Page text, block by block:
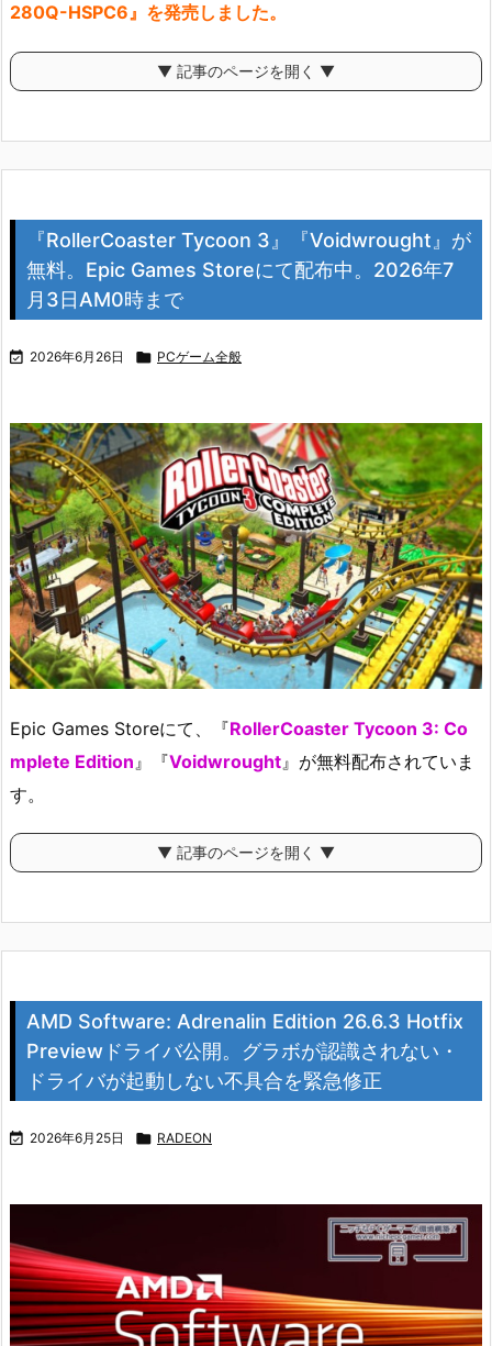
280Q-HSPC6』を発売しました。
▼ 記事のページを開く ▼
『RollerCoaster Tycoon 3』『Voidwrought』が
無料。Epic Games Storeにて配布中。2026年7
月3日AM0時まで
 2026年6月26日  PCゲーム全般
Epic Games Storeにて、『RollerCoaster Tycoon 3: Co
mplete Edition 』『Voidwrought 』が無料配布されていま
す。
▼ 記事のページを開く ▼
AMD Software: Adrenalin Edition 26.6.3 Hotfix
Previewドライバ公開。グラボが認識されない・
ドライバが起動しない不具合を緊急修正
 2026年6月25日  RADEON